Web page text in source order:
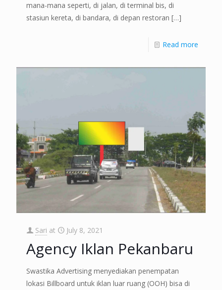
mana-mana seperti, di jalan, di terminal bis, di
stasiun kereta, di bandara, di depan restoran […]
Read more
Sari at July 8, 2021
Agency Iklan Pekanbaru
Swastika Advertising menyediakan penempatan
lokasi Billboard untuk iklan luar ruang (OOH) bisa di